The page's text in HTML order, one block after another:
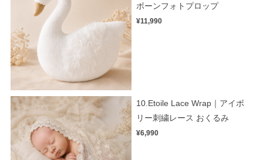
ボーンフォトプロップ
¥11,990
10.Etoile Lace Wrap｜アイボ
リー刺繍レース おくるみ
¥6,990